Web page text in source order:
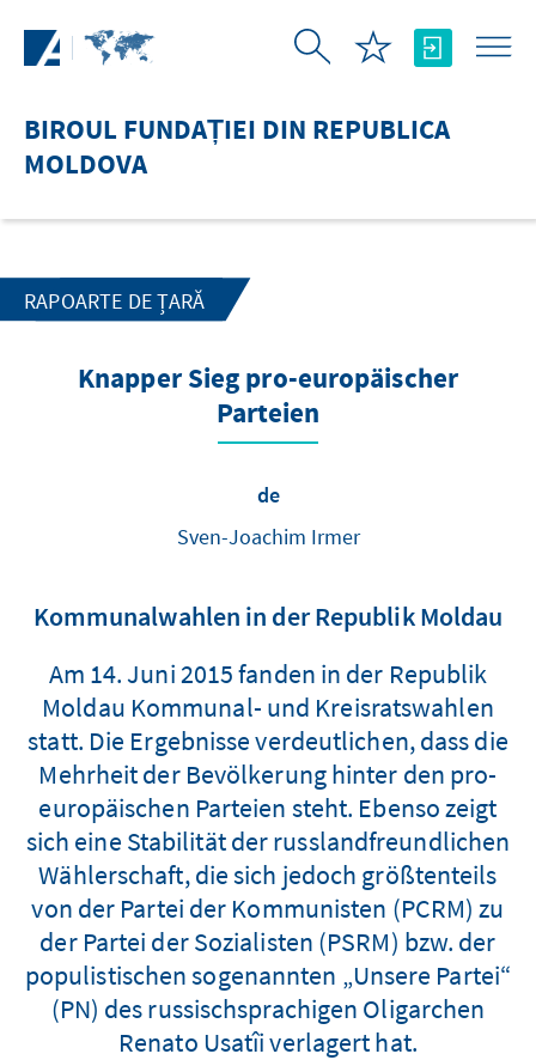
BIROUL FUNDAȚIEI DIN REPUBLICA
MOLDOVA
RAPOARTE DE ȚARĂ
Knapper Sieg pro-europäischer
Parteien
de
Sven-Joachim Irmer
Kommunalwahlen in der Republik Moldau
Am 14. Juni 2015 fanden in der Republik
Moldau Kommunal- und Kreisratswahlen
statt. Die Ergebnisse verdeutlichen, dass die
Mehrheit der Bevölkerung hinter den pro-
europäischen Parteien steht. Ebenso zeigt
sich eine Stabilität der russlandfreundlichen
Wählerschaft, die sich jedoch größtenteils
von der Partei der Kommunisten (PCRM) zu
der Partei der Sozialisten (PSRM) bzw. der
populistischen sogenannten „Unsere Partei“
(PN) des russischsprachigen Oligarchen
Renato Usatîi verlagert hat.